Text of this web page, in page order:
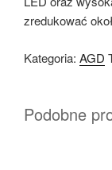
zredukować
Kategoria: AGD
Podobne